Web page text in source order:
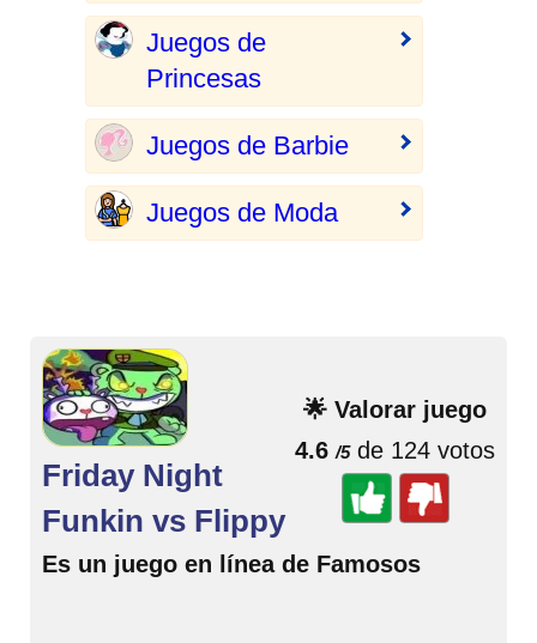
Juegos de
Princesas
Juegos de Barbie
Juegos de Moda
🌟 Valorar juego
4.6 /5de 124 votos
Friday Night
Funkin vs Flippy
Es un juego en línea de Famosos